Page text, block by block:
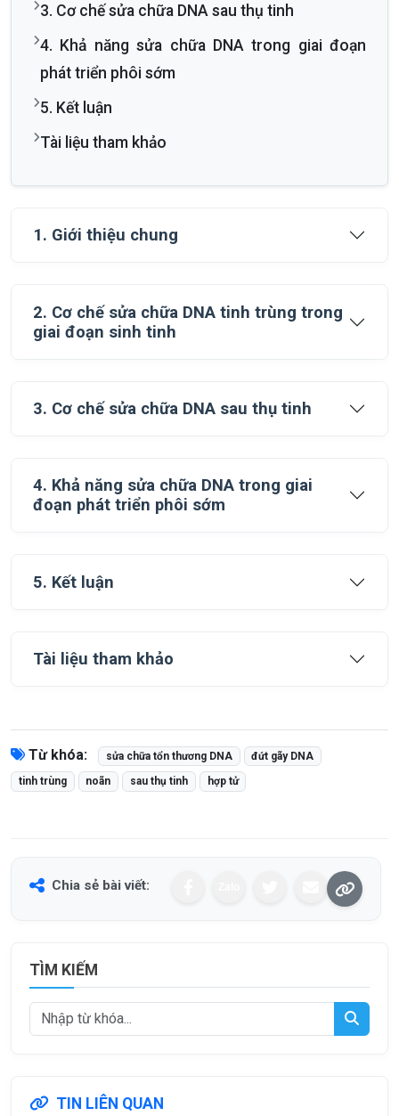
3. Cơ chế sửa chữa DNA sau thụ tinh
4. Khả năng sửa chữa DNA trong giai đoạn
phát triển phôi sớm
5. Kết luận
Tài liệu tham khảo
1. Giới thiệu chung
2. Cơ chế sửa chữa DNA tinh trùng trong
giai đoạn sinh tinh
3. Cơ chế sửa chữa DNA sau thụ tinh
4. Khả năng sửa chữa DNA trong giai
đoạn phát triển phôi sớm
5. Kết luận
Tài liệu tham khảo
Từ khóa: sửa chữa tổn thương DNA đứt gãy DNA
tinh trùng noãn sau thụ tinh hợp tử
Chia sẻ bài viết:
TÌM KIẾM
TIN LIÊN QUAN